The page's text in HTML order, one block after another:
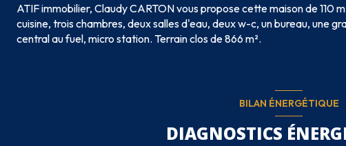
ATIF immobilier, Claudy CARTON vous propose cette maison de 110
cuisine, trois chambres, deux salles d'eau, deux w-c, un bureau, une
central au fuel, micro station. Terrain clos de 866 m².
BILAN ÉNERGÉTIQUE
DIAGNOSTICS